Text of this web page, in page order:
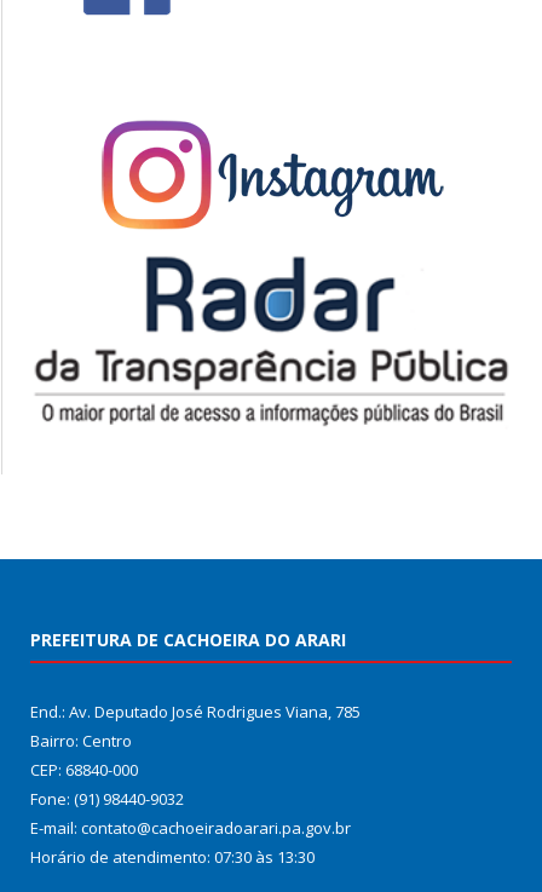
PREFEITURA DE CACHOEIRA DO ARARI
End.: Av. Deputado José Rodrigues Viana, 785
Bairro: Centro
CEP: 68840-000
Fone: (91) 98440-9032
E-mail: contato@cachoeiradoarari.pa.gov.br
Horário de atendimento: 07:30 às 13:30